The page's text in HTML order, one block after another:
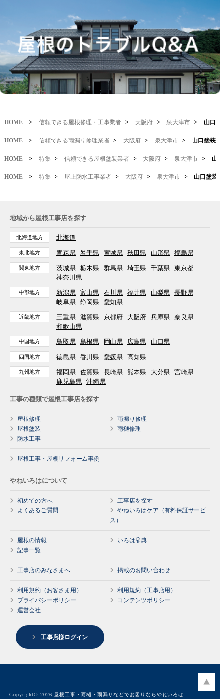
HOME > 信頼できる屋根修理・工事業者 > 大阪府 > 泉大津市 > 山口
HOME > 信頼できる雨漏り修理業者 > 大阪府 > 泉大津市 > 山口塗装
HOME > 特集 > 信頼できる屋根塗装業者 > 大阪府 > 泉大津市 > 山
HOME > 特集 > 屋上防水工事業者 > 大阪府 > 泉大津市 > 山口塗装
地域から屋根工事店を探す
北海道地方 北海道
東北地方 青森県 岩手県 宮城県 秋田県 山形県 福島県
関東地方 茨城県 栃木県 群馬県 埼玉県 千葉県 東京都
神奈川県
中部地方 新潟県 富山県 石川県 福井県 山梨県 長野県
岐阜県 静岡県 愛知県
近畿地方 三重県 滋賀県 京都府 大阪府 兵庫県 奈良県
和歌山県
中国地方 鳥取県 島根県 岡山県 広島県 山口県
四国地方 徳島県 香川県 愛媛県 高知県
九州地方 福岡県 佐賀県 長崎県 熊本県 大分県 宮崎県
鹿児島県 沖縄県
工事の種類で屋根工事店を探す
屋根修理
雨漏り修理
屋根塗装
雨樋修理
防水工事
屋根工事・屋根リフォーム事例
やねいろはについて
初めての方へ
工事店を探す
よくあるご質問
やねいろはケア（有料保証サービ
ス）
屋根の情報
いろは辞典
記事一覧
工事店のみなさまへ 掲載のお問い合わせ
利用規約（お客さま用）
利用規約（工事店用）
プライバシーポリシー
コンテンツポリシー
運営会社
工事店様ログイン
Copyright© 2026 屋根工事・雨樋・雨漏りなどでお困りならやねいろは